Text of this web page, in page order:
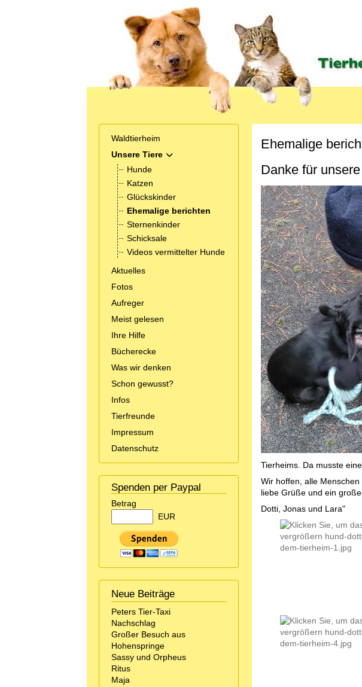
Waldtierheim
Unsere Tiere
MOD_MENU_TOGGLE_SUBMENU_LABEL
Hunde
Katzen
Glückskinder
Ehemalige berichten
Sternenkinder
Schicksale
Videos vermittelter Hunde
Aktuelles
Fotos
Aufreger
Meist gelesen
Ihre Hilfe
Bücherecke
Was wir denken
Schon gewusst?
Infos
Tierfreunde
Impressum
Datenschutz
Spenden per Paypal
Betrag
EUR
Neue Beiträge
Peters Tier-Taxi
Nachschlag
Großer Besuch aus
Hohenspringe
Sassy und Orpheus
Ritus
Maja
Ehemalige
Danke für
Tierheims. Da musste
Wir hoffen, alle
liebe Grüße und ein
Dotti, Jonas und Lara"